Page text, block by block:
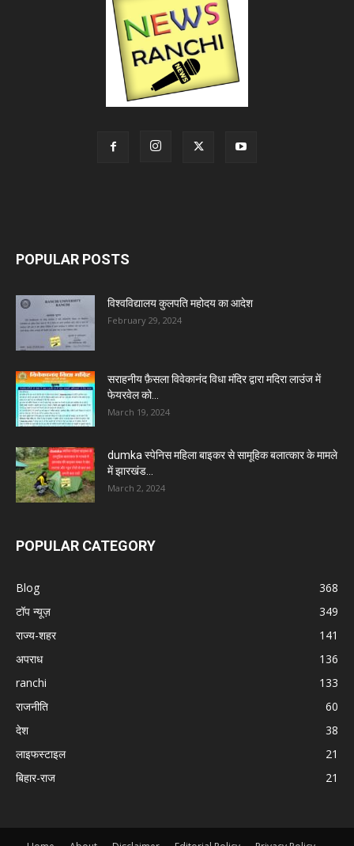
POPULAR POSTS
विश्वविद्यालय कुलपति महोदय का आदेश
February 29, 2024
सराहनीय फ़ैसला विवेकानंद विधा मंदिर द्वारा मदिरा लाउंज में
फेयरवेल को...
March 19, 2024
dumka स्पेनिस महिला बाइकर से सामूहिक बलात्कार के मामले
में झारखंड...
March 2, 2024
POPULAR CATEGORY
Blog
368
टॉप न्यूज़
349
राज्य-शहर
141
अपराध
136
ranchi
133
राजनीति
60
देश
38
लाइफस्टाइल
21
बिहार-राज
21